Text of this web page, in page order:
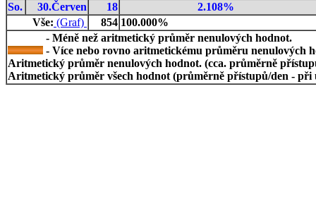
So.
30.Červen 18
2.108%
Vše: (Graf) 854 100.000%
- Méně než aritmetický průměr nenulových hodnot.
- Více nebo rovno aritmetickému průměru nenulových
Aritmetický průměr nenulových hodnot. (cca. průměrně
Aritmetický průměr všech hodnot (průměrně přístupů/den - při